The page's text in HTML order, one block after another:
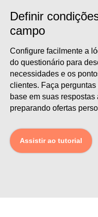
Definir
campo
Configure facilmente a
do questionário para
necessidades e os
clientes. Faça
base em suas
preparando ofertas
Assistir ao tutorial